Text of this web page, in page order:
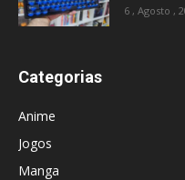
6 , Agosto ,
Categorias
Anime
Jogos
Manga